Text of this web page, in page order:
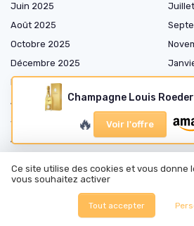
Champagne Louis
🔥 Voir l'offre
Juin 2025
Août 2025
Octobre 2025
Décembre 2025
Février 2026
Avril 2026
Mai
Juin 2026
Août 2026
Ce site utilise des cookies et vous donne
vous souhaitez activer
Tout accepter